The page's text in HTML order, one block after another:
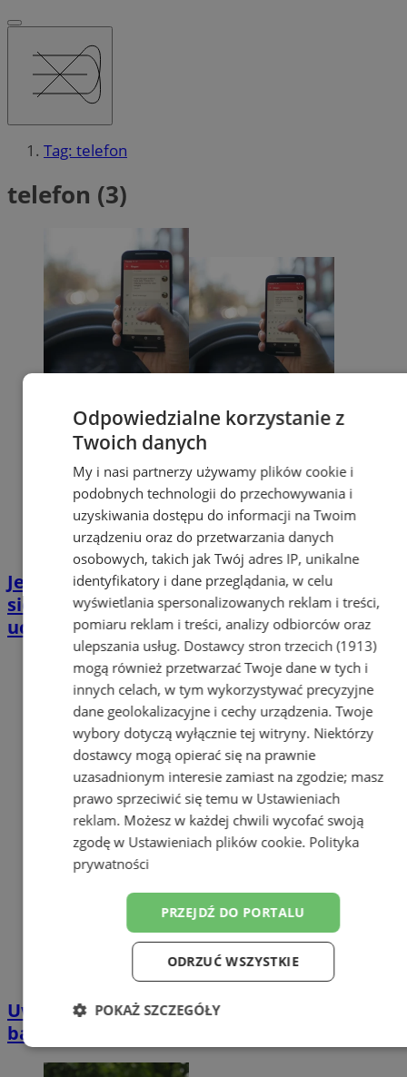
Tag: telefon
telefon (3)
Jedno spojrzenie w telefon może skończyć
się tragedią. Policja apeluje do wszystkich
uczestników ruchu
Uwaga na oszustów! Fałszywe aplikacje
bankowe – nowy sposób kradzieży danych
Odpowiedzialne korzystanie z
Twoich danych
My i nasi partnerzy używamy plików cookie i
podobnych technologii do przechowywania i
uzyskiwania dostępu do informacji na Twoim
urządzeniu oraz do przetwarzania danych
osobowych, takich jak Twój adres IP, unikalne
identyfikatory i dane przeglądania, w celu
wyświetlania spersonalizowanych reklam i treści,
pomiaru reklam i treści, analizy odbiorców oraz
ulepszania usług. Dostawcy stron trzecich (1913)
mogą również przetwarzać Twoje dane w tych i
innych celach, w tym wykorzystywać precyzyjne
dane geolokalizacyjne i cechy urządzenia. Twoje
wybory dotyczą wyłącznie tej witryny. Niektórzy
dostawcy mogą opierać się na prawnie
uzasadnionym interesie zamiast na zgodzie; masz
prawo sprzeciwić się temu w Ustawieniach
reklam. Możesz w każdej chwili wycofać swoją
zgodę w Ustawieniach plików cookie. Polityka
prywatności
PRZEJDŹ DO PORTALU
ODRZUĆ WSZYSTKIE
POKAŻ SZCZEGÓŁY
Niezbędne Wydajność Targetowanie